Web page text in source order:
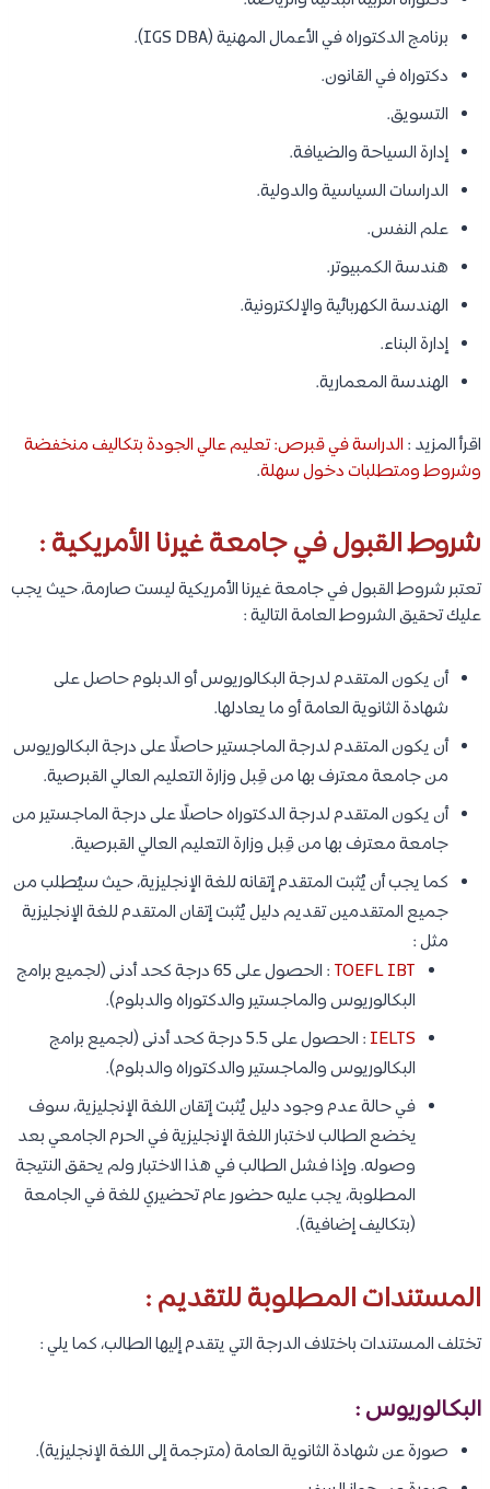
برنامج الدكتوراه في الأعمال المهنية (IGS DBA).
دكتوراه في القانون.
التسويق.
إدارة السياحة والضيافة.
الدراسات السياسية والدولية.
علم النفس.
هندسة الكمبيوتر.
الهندسة الكهربائية والإلكترونية.
إدارة البناء.
الهندسة المعمارية.
اقرأ المزيد : الدراسة في قبرص: تعليم عالي الجودة بتكاليف منخفضة
وشروط ومتطلبات دخول سهلة.
شروط القبول في جامعة غيرنا الأمريكية :
تعتبر شروط القبول في جامعة غيرنا الأمريكية ليست صارمة، حيث يجب
عليك تحقيق الشروط العامة التالية :
أن يكون المتقدم لدرجة البكالوريوس أو الدبلوم حاصل على
شهادة الثانوية العامة أو ما يعادلها.
أن يكون المتقدم لدرجة الماجستير حاصلًا على درجة البكالوريوس
من جامعة معترف بها من قِبل وزارة التعليم العالي القبرصية.
أن يكون المتقدم لدرجة الدكتوراه حاصلًا على درجة الماجستير من
جامعة معترف بها من قِبل وزارة التعليم العالي القبرصية.
كما يجب أن يُثبت المتقدم إتقانه للغة الإنجليزية، حيث سيُطلب من
جميع المتقدمين تقديم دليل يُثبت إتقان المتقدم للغة الإنجليزية
مثل :
TOEFL IBT
: الحصول على 65 درجة كحد أدنى (لجميع برامج
البكالوريوس والماجستير والدكتوراه والدبلوم).
IELTS
: الحصول على 5.5 درجة كحد أدنى (لجميع برامج
البكالوريوس والماجستير والدكتوراه والدبلوم).
في حالة عدم وجود دليل يُثبت إتقان اللغة الإنجليزية، سوف
يخضع الطالب لاختبار اللغة الإنجليزية في الحرم الجامعي بعد
وصوله. وإذا فشل الطالب في هذا الاختبار ولم يحقق النتيجة
المطلوبة، يجب عليه حضور عام تحضيري للغة في الجامعة
(بتكاليف إضافية).
المستندات المطلوبة للتقديم :
تختلف المستندات باختلاف الدرجة التي يتقدم إليها الطالب، كما يلي :
البكالوريوس :
صورة عن شهادة الثانوية العامة (مترجمة إلى اللغة الإنجليزية).